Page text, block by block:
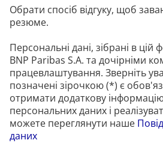
Обрати спосіб відгуку, щоб
резюме.
Персональні дані, зібрані в
BNP Paribas S.A. та дочірніми
працевлаштування. Зверніть
позначені зірочкою (*) є
отримати додаткову
персональних даних і
можете переглянути наше
даних